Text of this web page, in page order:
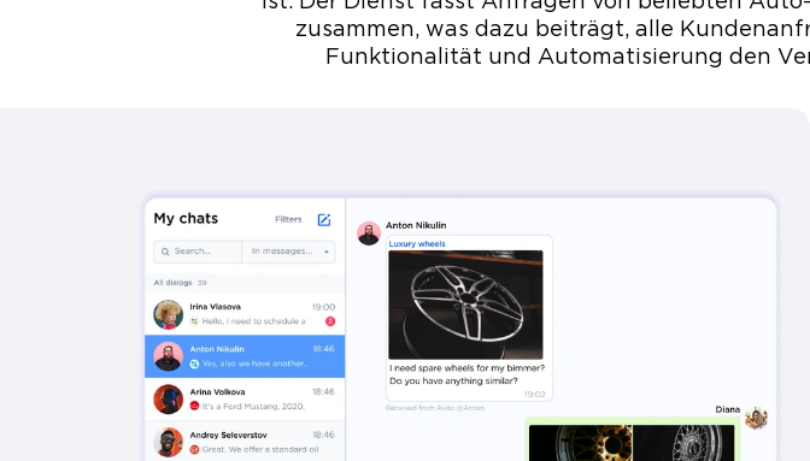
zusammen, was dazu beiträgt, alle
Funktionalität und Automatisierung den